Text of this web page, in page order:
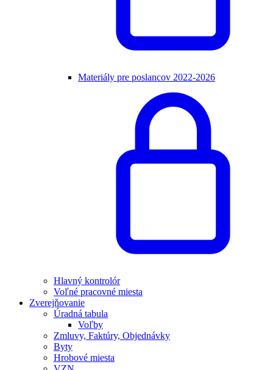
Materiály pre poslancov 2022-2026
Hlavný kontrolór
Voľné pracovné miesta
Zverejňovanie
Úradná tabula
Voľby
Zmluvy, Faktúry, Objednávky
Byty
Hrobové miesta